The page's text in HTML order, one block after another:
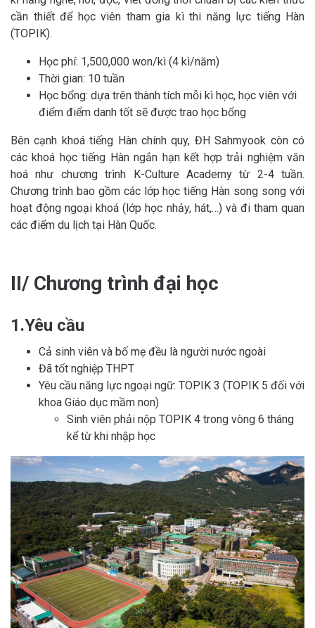
cần thiết để học viên tham gia kì thi năng lực tiếng Hàn
(TOPIK).
Học phí: 1,500,000 won/kì (4 kì/năm)
Thời gian: 10 tuần
Học bổng: dựa trên thành tích mỗi kì học, học viên với
điểm điểm danh tốt sẽ được trao học bổng
Bên cạnh khoá tiếng Hàn chính quy, ĐH Sahmyook còn có
các khoá học tiếng Hàn ngắn hạn kết hợp trải nghiệm văn
hoá như chương trình K-Culture Academy từ 2-4 tuần.
Chương trình bao gồm các lớp học tiếng Hàn song song với
hoạt động ngoại khoá (lớp học nhảy, hát,…) và đi tham quan
các điểm du lịch tại Hàn Quốc.
II/ Chương trình đại học
1.Yêu cầu
Cả sinh viên và bố mẹ đều là người nước ngoài
Đã tốt nghiệp THPT
Yêu cầu năng lực ngoại ngữ: TOPIK 3 (TOPIK 5 đối với
khoa Giáo dục mầm non)
Sinh viên phải nộp TOPIK 4 trong vòng 6 tháng
kể từ khi nhập học